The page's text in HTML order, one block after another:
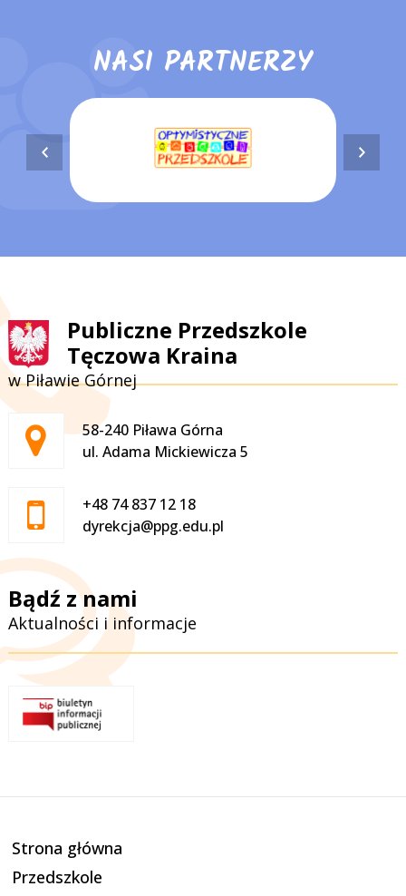
NASI PARTNERZY
Publiczne Przedszkole
Tęczowa Kraina
w Piławie Górnej
Adres pocztowy:
58-240 Piława Górna
ul. Adama Mickiewicza 5
+48 74 837 12 18
dyrekcja@ppg.edu.pl
Bądź z nami
Aktualności i informacje
Strona główna
Przedszkole